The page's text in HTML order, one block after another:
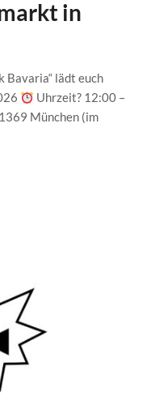
in
Bavaria“ lädt euch
Uhrzeit? 12:00 –
München (im